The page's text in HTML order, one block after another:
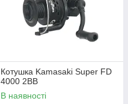
Котушка Kamasaki Super FD
4000 2BB
В наявності